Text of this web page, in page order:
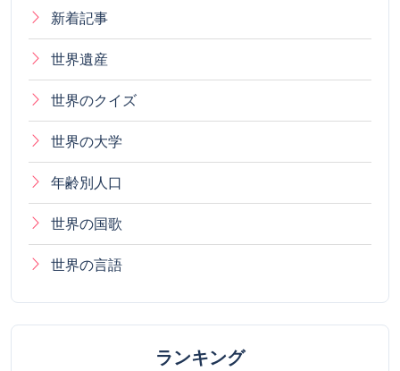
新着記事
世界遺産
世界のクイズ
世界の大学
年齢別人口
世界の国歌
世界の言語
ランキング